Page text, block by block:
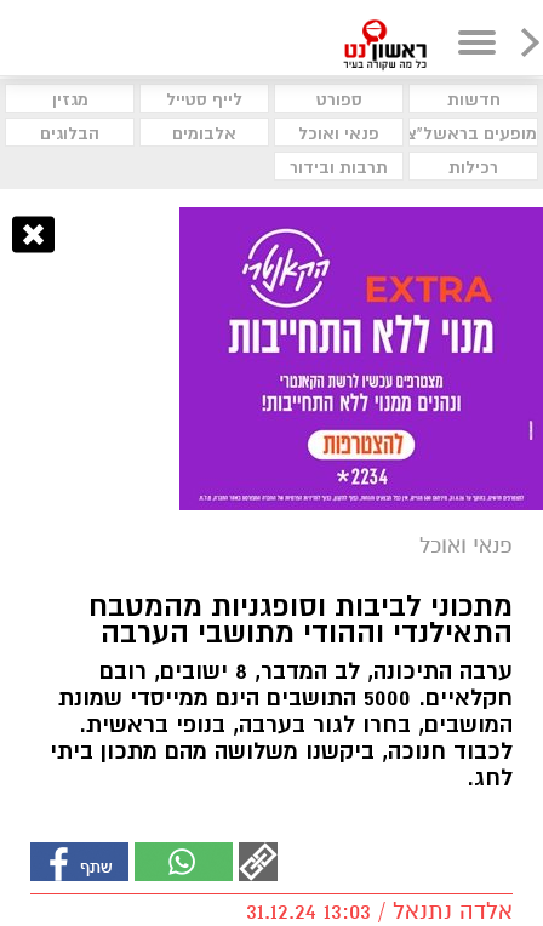
חדשות ספורט לייף סטייל
מגזין
מופעים בראשל"צ
פנאי ואוכל אלבומים
הבלוגים
רכילות
תרבות ובידור
פנאי ואוכל
מתכוני לביבות וסופגניות מהמטבח
התאילנדי וההודי מתושבי הערבה
ערבה התיכונה, לב המדבר, 8 ישובים, רובם
חקלאיים. 5000 התושבים הינם ממייסדי שמונת
המושבים, בחרו לגור בערבה, בנופי בראשית.
לכבוד חנוכה, ביקשנו משלושה מהם מתכון ביתי
לחג.
אלדה נתנאל / 13:03 31.12.24